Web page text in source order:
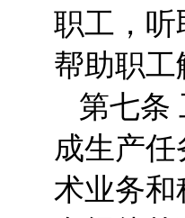
职工，听
帮助职
第七条
成生产
术业务和